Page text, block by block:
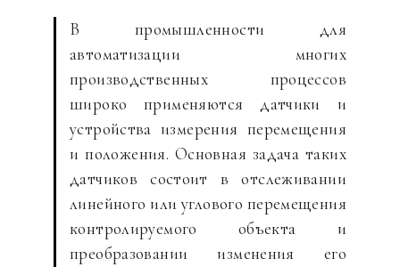
В промышленности для
автоматизации многих
производственных процессов
широко применяются датчики и
устройства измерения перемещения
и положения. Основная задача таких
датчиков состоит в отслеживании
линейного или углового перемещения
контролируемого объекта и
преобразовании изменения его